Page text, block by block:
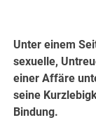
Unter einem
sexuelle,
einer Affäre
seine
Bindung.